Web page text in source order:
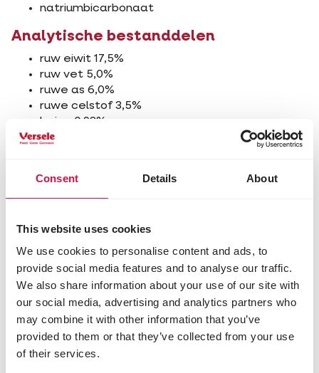
Consent Details About
This website uses cookies
We use cookies to personalise content and ads, to
provide social media features and to analyse our traffic.
We also share information about your use of our site with
our social media, advertising and analytics partners who
may combine it with other information that you’ve
provided to them or that they’ve collected from your use
of their services.
natriumbicarbonaat
Analytische bestanddelen
ruw eiwit 17,5%
ruw vet 5,0%
ruwe as 6,0%
ruwe celstof 3,5%
lysine 0,93%
methionine 0,39%
natrium 0,15%
Nutritionele toevoegingsmiddelen
3a672a vitamine A 10000 IE
3a671 vitamine D3 2500 IE
3a700i vitamine E (all-rac-alfa-
tocoferylacetaat) 30 mg
3b103 ijzer (ijzer(II)sulfaat-monohydraat) 50 mg
3b202 jodium (calciumjodaat, watervrij) 2,00
mg